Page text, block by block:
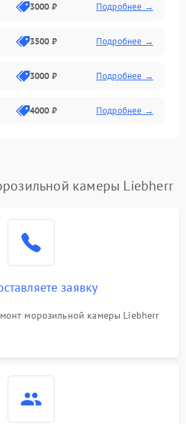
3000 ₽ Подробнее →
3500 ₽ Подробнее →
3000 ₽ Подробнее →
4000 ₽ Подробнее →
камеры Liebherr
заявку
морозильной камеры Liebherr